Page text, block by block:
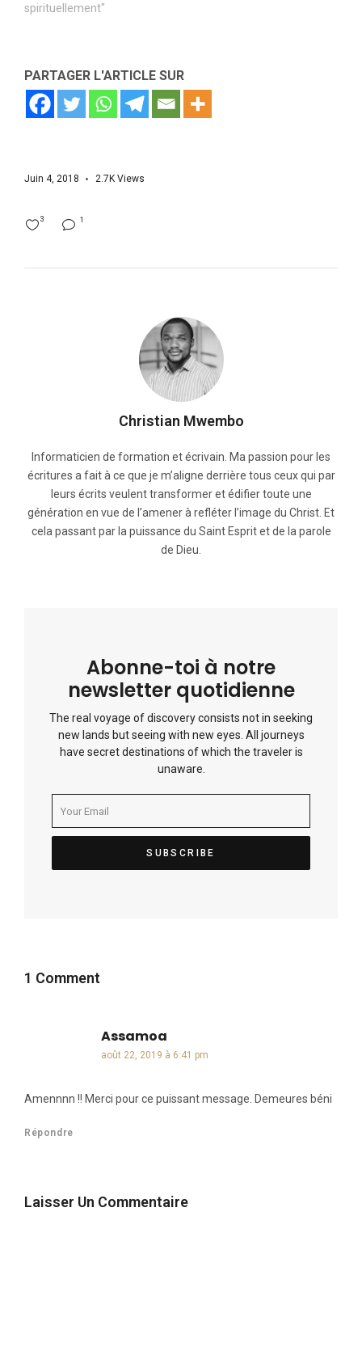
spirituellement"
PARTAGER L'ARTICLE SUR
Juin 4, 2018 2.7K Views
1
3
Christian Mwembo
Informaticien de formation et écrivain. Ma passion pour les
écritures a fait à ce que je m’aligne derrière tous ceux qui par
leurs écrits veulent transformer et édifier toute une
génération en vue de l’amener à refléter l’image du Christ. Et
cela passant par la puissance du Saint Esprit et de la parole
de Dieu.
Abonne-toi à notre
newsletter quotidienne
The real voyage of discovery consists not in seeking
new lands but seeing with new eyes. All journeys
have secret destinations of which the traveler is
unaware.
1 Comment
Assamoa
août 22, 2019 à 6:41 pm
Amennnn !! Merci pour ce puissant message. Demeures béni
Répondre
Laisser Un Commentaire